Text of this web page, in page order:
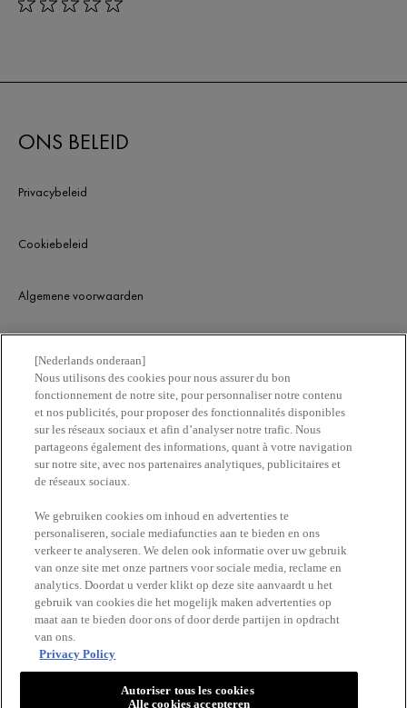
rating: 0 out of 5
ONS BELEID
Privacybeleid
Cookiebeleid
Algemene voorwaarden
KLANTENSERVICE
Contacteer ons
Vind een apotheek
ERetailer List
Newsletter
BLIJF OP DE HOOGTE
[Nederlands onderaan]
Nous utilisons des cookies pour nous assurer du bon
fonctionnement de notre site, pour personnaliser notre contenu
et nos publicités, pour proposer des fonctionnalités disponibles
sur les réseaux sociaux et afin d’analyser notre trafic. Nous
partageons également des informations, quant à votre navigation
sur notre site, avec nos partenaires analytiques, publicitaires et
de réseaux sociaux.
We gebruiken cookies om inhoud en advertenties te
personaliseren, sociale mediafuncties aan te bieden en ons
verkeer te analyseren. We delen ook informatie over uw gebruik
van onze site met onze partners voor sociale media, reclame en
analytics. Doordat u verder klikt op deze site aanvaardt u het
gebruik van cookies die het mogelijk maken advertenties op
maat aan te bieden door ons of door derde partijen in opdracht
van ons.
Privacy Policy
Autoriser tous les cookies
Alle cookies accepteren